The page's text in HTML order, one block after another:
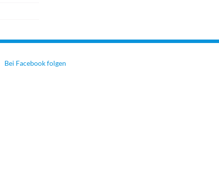
Bei Facebook folgen